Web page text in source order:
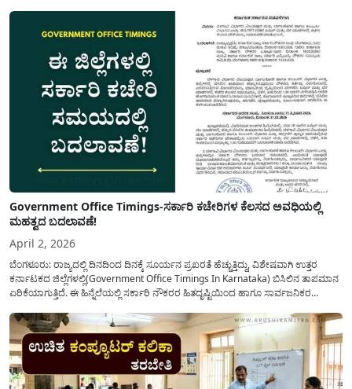
Government Office Timings-ಸರ್ಕಾರಿ ಕಚೇರಿಗಳ ಕೆಲಸದ ಅವಧಿಯಲ್ಲಿ
ಮಹತ್ವದ ಬದಲಾವಣೆ!
April 2, 2026
ಬೆಂಗಳೂರು: ರಾಜ್ಯದಲ್ಲಿ ದಿನದಿಂದ ದಿನಕ್ಕೆ ಸೂರ್ಯನ ಪ್ರಖರತೆ ಹೆಚ್ಚುತ್ತಿದ್ದು, ವಿಶೇಷವಾಗಿ ಉತ್ತರ
ಕರ್ನಾಟಕದ ಜಿಲ್ಲೆಗಳಲ್ಲಿ(Government Office Timings In Karnataka) ಬಿಸಿಲಿನ ತಾಪಮಾನ
ಏರಿಕೆಯಾಗುತ್ತಿದೆ. ಈ ಹಿನ್ನೆಲೆಯಲ್ಲಿ ಸರ್ಕಾರಿ ನೌಕರರ ಹಿತದೃಷ್ಟಿಯಿಂದ ಹಾಗೂ ಸಾರ್ವಜನಿಕರ
ಮತ್ತು ಕಲ್ಯಾಣ ಕರ್ನಾಟಕದ ಒಟ್ಟು 9 ಜಿಲ್ಲೆಗಳಲ್ಲಿ ಏಪ್ರಿಲ್...